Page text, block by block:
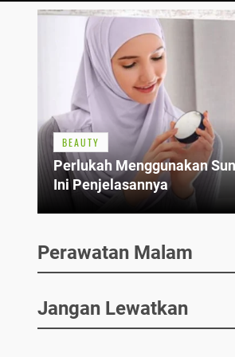
BEAUTY
Perlukah Menggunakan
Ini Penjelasannya
Perawatan Malam
Jangan Lewatkan